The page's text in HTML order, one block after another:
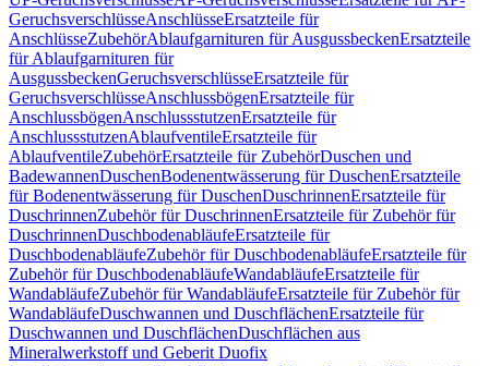
GeruchsverschlüsseAnschlüsseErsatzteile für
AnschlüsseZubehörAblaufgarnituren für AusgussbeckenErsatzteile
für Ablaufgarnituren für
AusgussbeckenGeruchsverschlüsseErsatzteile für
GeruchsverschlüsseAnschlussbögenErsatzteile für
AnschlussbögenAnschlussstutzenErsatzteile für
AnschlussstutzenAblaufventileErsatzteile für
AblaufventileZubehörErsatzteile für ZubehörDuschen und
BadewannenDuschenBodenentwässerung für DuschenErsatzteile
für Bodenentwässerung für DuschenDuschrinnenErsatzteile für
DuschrinnenZubehör für DuschrinnenErsatzteile für Zubehör für
DuschrinnenDuschbodenabläufeErsatzteile für
DuschbodenabläufeZubehör für DuschbodenabläufeErsatzteile für
Zubehör für DuschbodenabläufeWandabläufeErsatzteile für
WandabläufeZubehör für WandabläufeErsatzteile für Zubehör für
WandabläufeDuschwannen und DuschflächenErsatzteile für
Duschwannen und DuschflächenDuschflächen aus
Mineralwerkstoff und Geberit Duofix